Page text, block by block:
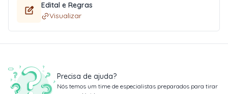
Edital e Regras
Visualizar
Precisa de ajuda?
Nós temos um time de especialistas preparados para tirar